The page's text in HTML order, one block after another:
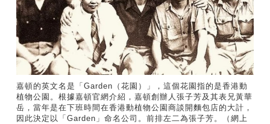
嘉頓的英文名是「Garden（花園）」，這個花園指的是香港動
植物公園。根據嘉頓官網介紹，嘉頓創辦人張子芳及其表兄黃華
岳，當年是在下班時間在香港動植物公園商談開麵包店的大計，
因此決定以「Garden」命名公司。前排左二為張子芳。（網上